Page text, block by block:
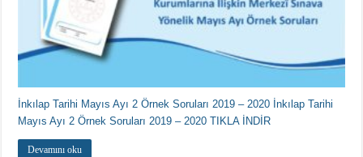
İnkılap Tarihi Mayıs Ayı 2 Örnek Soruları 2019 – 2020 İnkılap Tarihi
Mayıs Ayı 2 Örnek Soruları 2019 – 2020 TIKLA İNDİR
Devamını oku